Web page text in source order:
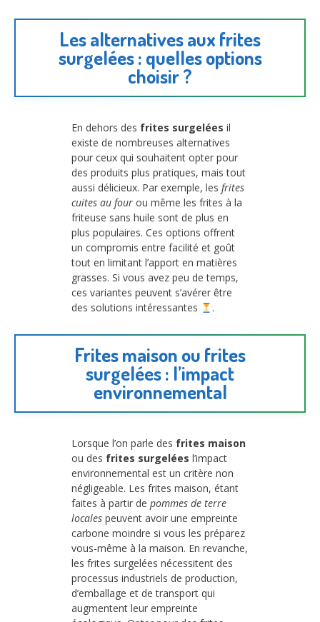
Les alternatives aux frites
surgelées : quelles options
choisir ?
En dehors des frites surgelées il
existe de nombreuses alternatives
pour ceux qui souhaitent opter pour
des produits plus pratiques, mais tout
aussi délicieux. Par exemple, les frites
cuites au four ou même les frites à la
friteuse sans huile sont de plus en
plus populaires. Ces options offrent
un compromis entre facilité et goût
tout en limitant l’apport en matières
grasses. Si vous avez peu de temps,
ces variantes peuvent s’avérer être
des solutions intéressantes
.
Frites maison ou frites
surgelées : l’impact
environnemental
Lorsque l’on parle des frites maison
ou des frites surgelées l’impact
environnemental est un critère non
négligeable. Les frites maison, étant
faites à partir de pommes de terre
locales peuvent avoir une empreinte
carbone moindre si vous les préparez
vous-même à la maison. En revanche,
les frites surgelées nécessitent des
processus industriels de production,
d’emballage et de transport qui
augmentent leur empreinte